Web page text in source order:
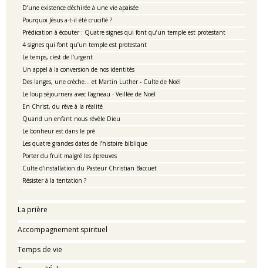
D’une existence déchirée à une vie apaisée
Pourquoi Jésus a-t-il été crucifié ?
Prédication à écouter : Quatre signes qui font qu’un temple est protestant
4 signes qui font qu’un temple est protestant
Le temps, c'est de l'urgent
Un appel à la conversion de nos identités
Des langes, une crèche… et Martin Luther - Culte de Noël
Le loup séjournera avec l'agneau - Veillée de Noël
En Christ, du rêve à la réalité
Quand un enfant nous révèle Dieu
Le bonheur est dans le pré
Les quatre grandes dates de l’histoire biblique
Porter du fruit malgré les épreuves
Culte d'installation du Pasteur Christian Baccuet
Résister à la tentation ?
La prière
Accompagnement spirituel
Temps de vie